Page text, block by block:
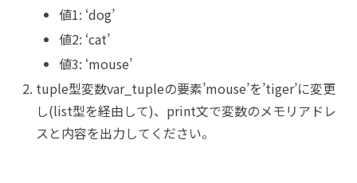
値1: ‘dog’
値2: ‘cat’
値3: ‘mouse’
tuple型変数var_tupleの要素’mouse’を’tiger’に変更
し(list型を経由して)、print文で変数のメモリアドレ
スと内容を出力してください。